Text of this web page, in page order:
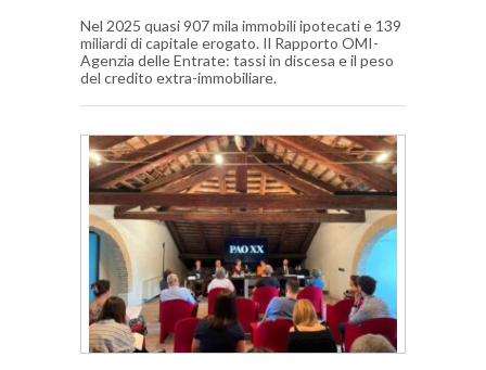
Nel 2025 quasi 907 mila immobili ipotecati e 139
miliardi di capitale erogato. Il Rapporto OMI-
Agenzia delle Entrate: tassi in discesa e il peso
del credito extra-immobiliare.